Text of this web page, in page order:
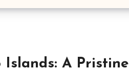
Islands: A Pristine